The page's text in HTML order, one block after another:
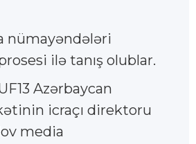
nümayəndələri
ilə tanış olublar.
Azərbaycan
icraçı direktoru
media